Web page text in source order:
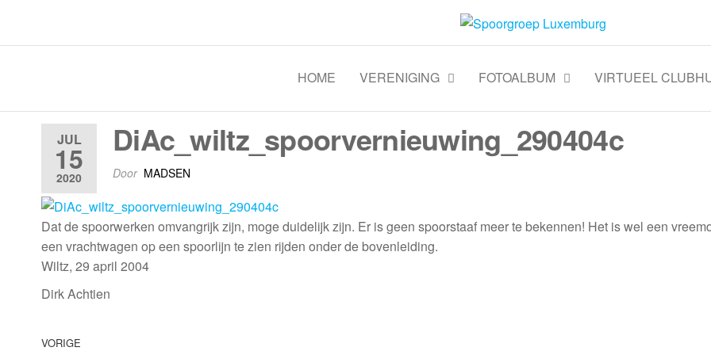
Spoorgroep Luxemburg
HOME VERENIGING FOTOALBUM VIRTUEEL
JUL
15
2020
DiAc_wiltz_spoorvernieuwing_290404c
Door MADSEN
Dat de spoorwerken omvangrijk zijn, moge duidelijk zijn. Er is geen spoorstaaf meer te bekennen! Het is wel een
een vrachtwagen op een spoorlijn te zien rijden onder de bovenleiding.
Wiltz, 29 april 2004
Dirk Achtien
VORIGE